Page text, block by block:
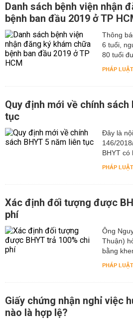
Danh sách bệnh viện nhận
bệnh ban đầu 2019 ở TP
Thông
6 tuổi,
80 tuổi
PHÁP LUẬT
Quy định mới về chính sách
tục
Đây là
146/
BHYT có
PHÁP LUẬT
Xác định đối tượng được
phí
Ông
Thuận)
bằng
PHÁP LUẬT
Giấy chứng nhận nghỉ việc
nào là hợp lệ?